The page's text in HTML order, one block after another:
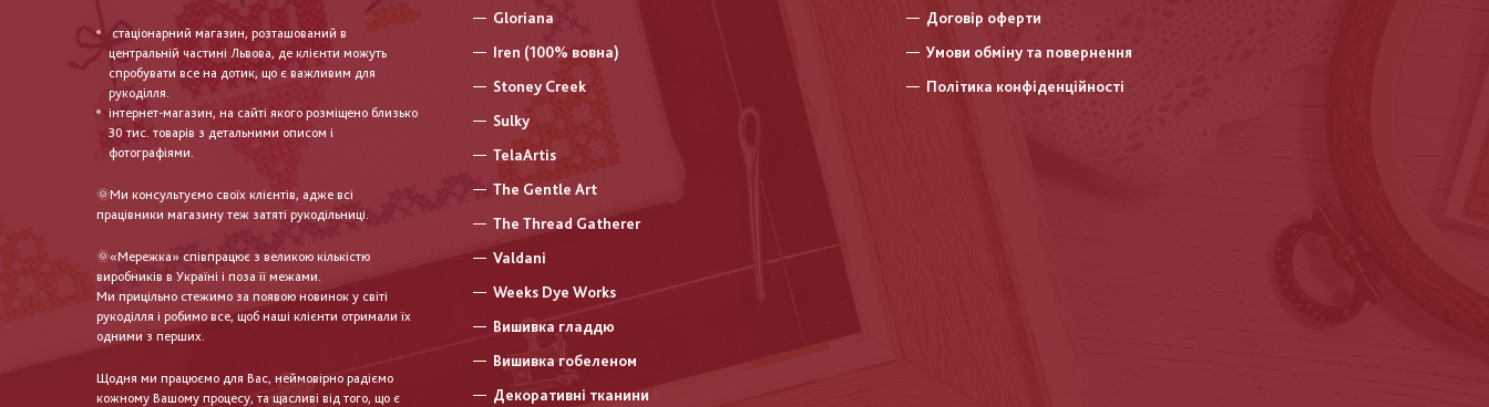
стаціонарний магазин, розташований в
центральній частині Львова, де клієнти можуть
спробувати все на дотик, що є важливим для
рукоділля.
інтернет-магазин, на сайті якого розміщено близько
30 тис. товарів з детальними описом і
фотографіями.
🌞Ми консультуємо своїх клієнтів, адже всі
працівники магазину теж затяті рукодільниці.
🌞«Мережка» співпрацює з великою кількістю
виробників в Україні і поза її межами.
Ми прицільно стежимо за появою новинок у світі
рукоділля і робимо все, щоб наші клієнти отримали їх
одними з перших.
Щодня ми працюємо для Вас, неймовірно радіємо
кожному Вашому процесу, та щасливі від того, що є
Gloriana
Iren (100% вовна)
Stoney Creek
Sulky
TelaArtis
The Gentle Art
The Thread Gatherer
Valdani
Weeks Dye Works
Вишивка гладдю
Вишивка гобеленом
Декоративні тканини
Договір оферти
Умови обміну та повернення
Політика конфіденційності